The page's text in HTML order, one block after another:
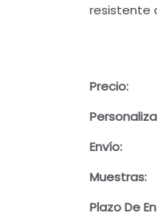
resistente
Precio:
Envío:
Muestras:
Plazo De